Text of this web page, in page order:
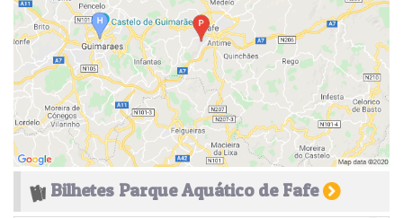
Bilhetes Parque Aquático de Fafe